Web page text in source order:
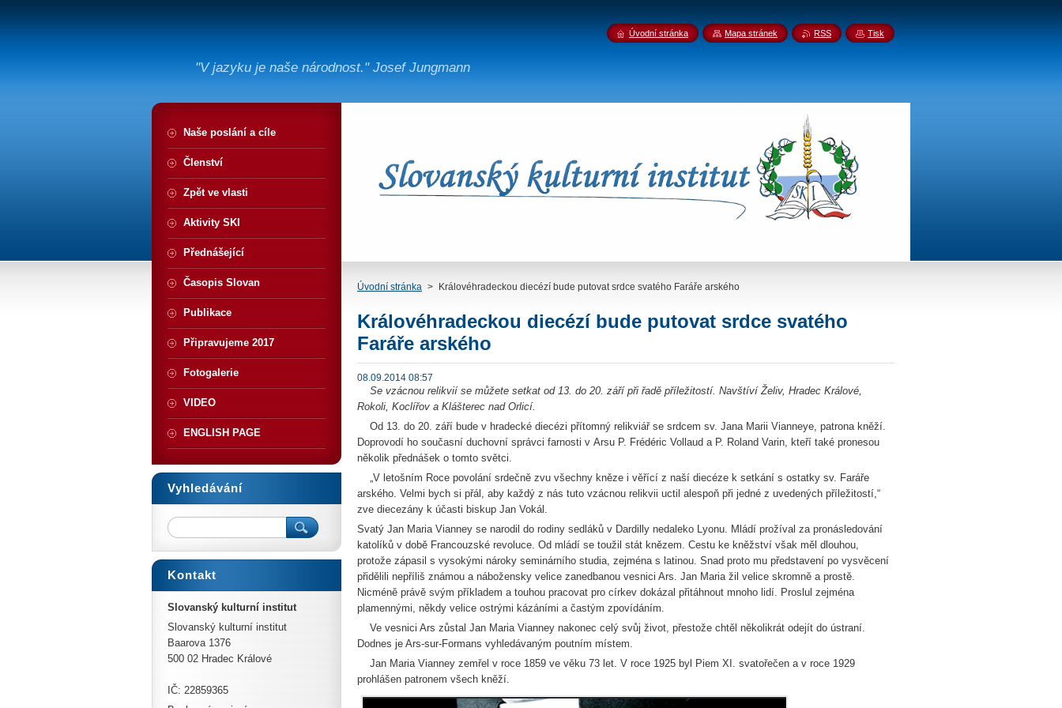
"V jazyku je naše národnost." Josef Jungmann
Úvodní stránka > Královéhradeckou diecézí bude putovat srdce svatého Faráře arského
Královéhradeckou diecézí bude putovat srdce svatého
Faráře arského
08.09.2014 08:57
Se vzácnou relikvií se můžete setkat od 13. do 20. září při řadě příležitostí. Navštíví Želiv, Hradec Králové,
Rokoli, Koclířov a Klášterec nad Orlicí.
Od 13. do 20. září bude v hradecké diecézi přítomný relikviář se srdcem sv. Jana Marii Vianneye, patrona kněží.
Doprovodí ho současní duchovní správci farnosti v Arsu P. Frédéric Vollaud a P. Roland Varin, kteří také pronesou
několik přednášek o tomto světci.
„V letošním Roce povolání srdečně zvu všechny kněze i věřící z naší diecéze k setkání s ostatky sv. Faráře
arského. Velmi bych si přál, aby každý z nás tuto vzácnou relikvii uctil alespoň při jedné z uvedených příležitostí,“
zve diecezány k účasti biskup Jan Vokál.
Svatý Jan Maria Vianney se narodil do rodiny sedláků v Dardilly nedaleko Lyonu. Mládí prožíval za pronásledování
katolíků v době Francouzské revoluce. Od mládí se toužil stát knězem. Cestu ke kněžství však měl dlouhou,
protože zápasil s vysokými nároky seminárního studia, zejména s latinou. Snad proto mu představení po vysvěcení
přidělili nepříliš známou a nábožensky velice zanedbanou vesnici Ars. Jan Maria žil velice skromně a prostě.
Nicméně právě svým příkladem a touhou pracovat pro církev dokázal přitáhnout mnoho lidí. Proslul zejména
plamennými, někdy velice ostrými kázáními a častým zpovídáním.
Ve vesnici Ars zůstal Jan Maria Vianney nakonec celý svůj život, přestože chtěl několikrát odejít do ústraní.
Dodnes je Ars-sur-Formans vyhledávaným poutním místem.
Jan Maria Vianney zemřel v roce 1859 ve věku 73 let. V roce 1925 byl Piem XI. svatořečen a v roce 1929
prohlášen patronem všech kněží.
Naše poslání a cíle
Členství
Zpět ve vlasti
Aktivity SKI
Přednášející
Časopis Slovan
Publikace
Připravujeme 2017
Fotogalerie
VIDEO
ENGLISH PAGE
Vyhledávání
Kontakt
Slovanský kulturní institut
Slovanský kulturní institut
Baarova 1376
500 02 Hradec Králové
IČ: 22859365
Úvodní stránka Mapa stránek RSS Tisk